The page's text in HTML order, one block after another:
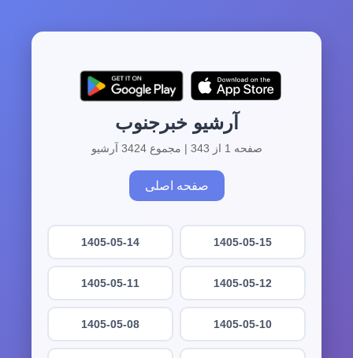
آرشیو خبرجنوب
صفحه 1 از 343 | مجموع 3424 آرشیو
صفحه اصلی
1405-05-15
1405-05-14
1405-05-12
1405-05-11
1405-05-10
1405-05-08